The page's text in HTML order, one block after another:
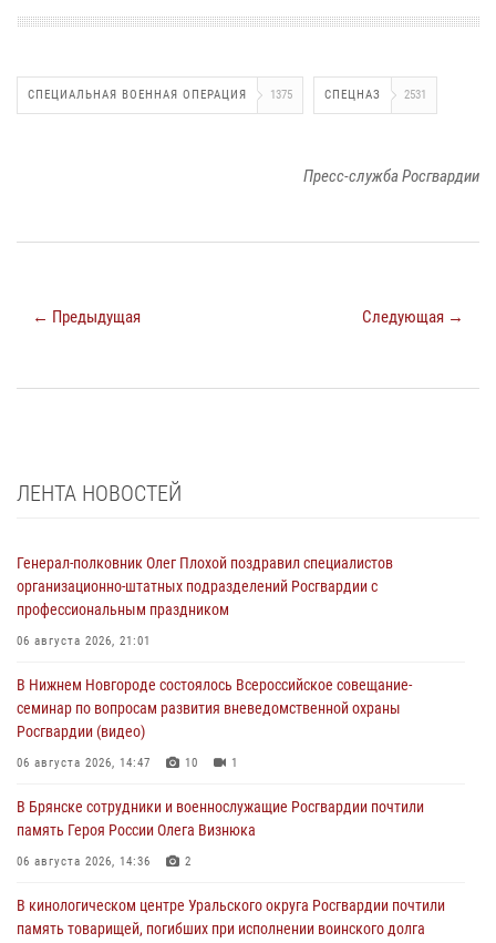
СПЕЦИАЛЬНАЯ ВОЕННАЯ ОПЕРАЦИЯ 1375 СПЕЦНАЗ 2531
Пресс-служба Росгвардии
← Предыдущая Следующая →
ЛЕНТА НОВОСТЕЙ
Генерал-полковник Олег Плохой поздравил специалистов
организационно-штатных подразделений Росгвардии с
профессиональным праздником
06 августа 2026, 21:01
В Нижнем Новгороде состоялось Всероссийское совещание-
семинар по вопросам развития вневедомственной охраны
Росгвардии (видео)
06 августа 2026, 14:47 10 1
В Брянске сотрудники и военнослужащие Росгвардии почтили
память Героя России Олега Визнюка
06 августа 2026, 14:36 2
В кинологическом центре Уральского округа Росгвардии почтили
память товарищей, погибших при исполнении воинского долга